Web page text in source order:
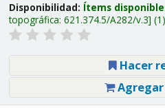
Disponibilidad: Ítems
topográfica: 621.374.5/A282/v.3
Hacer